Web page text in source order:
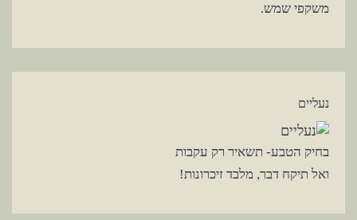
משקפי שמש.
נעליים
בחיק הטבע- תשאיר רק עקבות
ואל תיקח דבר, מלבד זיכרונות!